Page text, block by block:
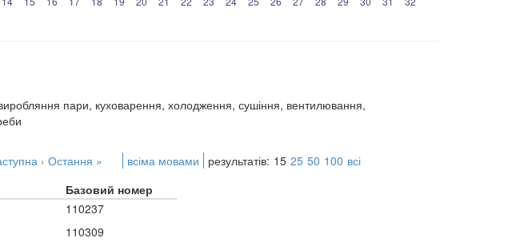
пари, куховарення, холодження, сушіння, вентилювання,
› Остання » всіма мовами результатів: 15 25 50 100 всі
Базовий номер
110237
110309